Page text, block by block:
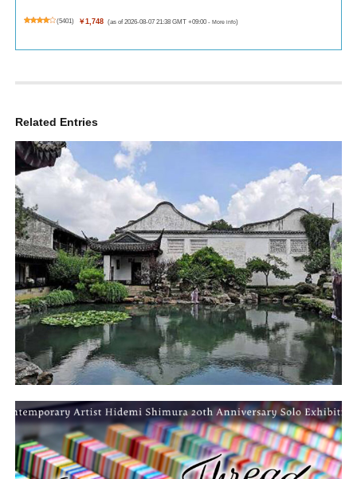
(5401) ￥1,748 (as of 2026-08-07 21:38 GMT +09:00 - More info)
Related Entries